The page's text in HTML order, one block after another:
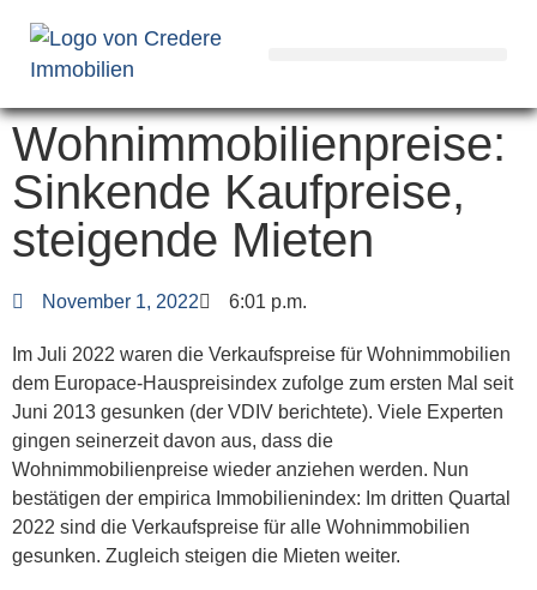
Wohnimmobilienpreise:
Sinkende Kaufpreise,
steigende Mieten
November 1, 2022 6:01 p.m.
Im Juli 2022 waren die Verkaufspreise für Wohnimmobilien
dem Europace-Hauspreisindex zufolge zum ersten Mal seit
Juni 2013 gesunken (der VDIV berichtete). Viele Experten
gingen seinerzeit davon aus, dass die
Wohnimmobilienpreise wieder anziehen werden. Nun
bestätigen der empirica Immobilienindex: Im dritten Quartal
2022 sind die Verkaufspreise für alle Wohnimmobilien
gesunken. Zugleich steigen die Mieten weiter.